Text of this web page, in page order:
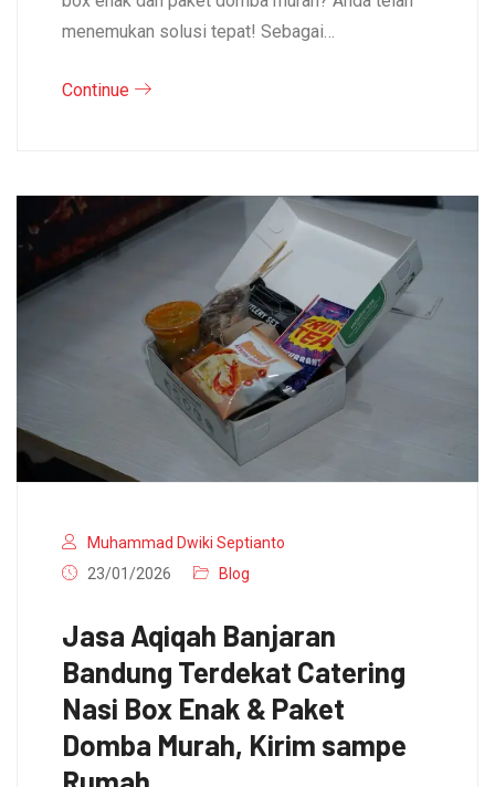
menemukan solusi tepat! Sebagai…
Continue
Muhammad Dwiki Septianto
23/01/2026
Blog
Jasa Aqiqah Banjaran
Bandung Terdekat Catering
Nasi Box Enak & Paket
Domba Murah, Kirim sampe